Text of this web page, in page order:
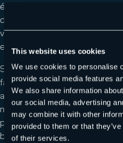
This website uses cookies
We use cookies to personalise
provide social media features
We also share information
our social media, advertising
may combine it with other
provided to them or that
of their services.
étapes de la transmission
de noms de domaines et de
vérifier l’authenticité des
et prévenir le spam.
Sans DNSSEC activé, les
falsifiées ou manipulées, ce
attaquants de rediriger le trafic
malveillants, de mener des
propager des logiciels
bloquer l’acheminement d’email.